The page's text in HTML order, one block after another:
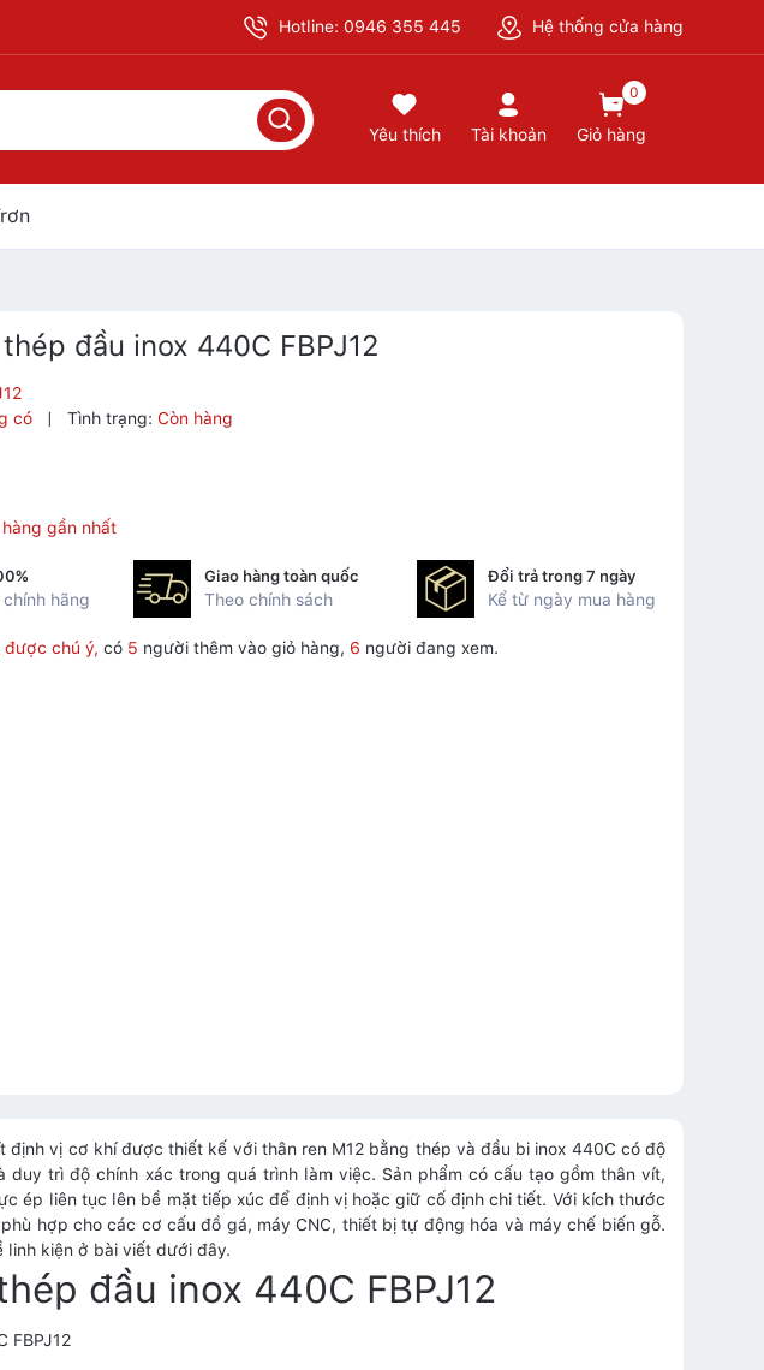
Hotline: 0946 355 445 Hệ thống cửa hàng
Yêu thích Tài khoản
0
Giỏ hàng
đầu inox 440C FBPJ12
có | Tình trạng: Còn hàng
gần nhất
hãng
Giao hàng toàn quốc
Theo chính sách
Đổi trả trong 7 ngày
Kể từ ngày mua hàng
được chú ý, có 5 người thêm vào giỏ hàng, 6 người đang xem.
định vị cơ khí được thiết kế với thân ren M12 bằng thép và đầu bi inox 440C có độ
trì độ chính xác trong quá trình làm việc. Sản phẩm có cấu tạo gồm thân vít,
ép liên tục lên bề mặt tiếp xúc để định vị hoặc giữ cố định chi tiết. Với kích thước
hợp cho các cơ cấu đồ gá, máy CNC, thiết bị tự động hóa và máy chế biến gỗ.
linh kiện ở bài viết dưới đây.
đầu inox 440C FBPJ12
FBPJ12